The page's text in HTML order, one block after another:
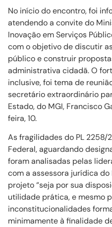
No início do encontro, foi
atendendo a convite do
Inovação em Serviços
com o objetivo de discutir
público e construir
administrativa cidadã. O
inclusive, foi tema de
secretário extraordinário
Estado, do MGI, Francisco
feira, 10.
As fragilidades do PL 2258/
Federal, aguardando
foram analisadas pelas
com a assessora jurídica do
projeto “seja por sua
utilidade prática, e mesmo
inconstitucionalidades
minimamente à finalidade